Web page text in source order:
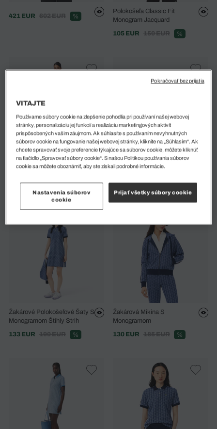
421 EUR 602 EUR %
Polokošeľa Classic Fit
Monogram Jacquard
105 EUR
150 EUR %
Žakárové Polokošeľové Šaty S
Monogramom Štíhly Strih
133 EUR 190 EUR %
Stredná Kožená Peňaženka
Nomogramme
115 EUR
Žakárové Polokošeľové Šaty S
Monogramom Štíhly Strih
133 EUR
190 EUR %
Žakárová Mikina S
Monogramom
130 EUR
185 EUR %
VITAJTE
Používame súbory cookie na zlepšenie pohodlia pri používaní našej webovej
stránky, personalizáciu jej funkcií a realizáciu marketingových aktivít
prispôsobených vašim záujmom. Ak súhlasíte s používaním nevyhnutných
súborov cookie na fungovanie našej webovej stránky, kliknite na „Súhlasím“. Ak
chcete spravovať svoje preferencie týkajúce sa súborov cookie, môžete kliknúť
na tlačidlo „Spravovať súbory cookie“. S našou Politikou používania súborov
cookie sa môžete oboznámiť, aby ste získali podrobné informácie.
Nastavenia súborov
cookie
Prijať všetky súbory cookie
Pokračovať bez prijatia